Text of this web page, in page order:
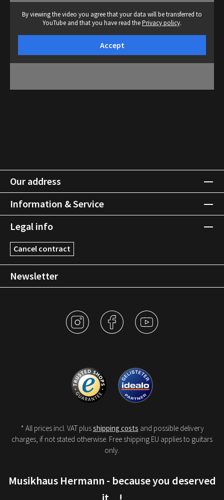
By viewing the video you agree that your data will be transferred to
YouTube and that you have read thePrivacy policy.
Accept
Our address
Information & Service
Legal info
Cancel contract
Newsletter
* All prices incl. VAT plusshipping costs and possible delivery
charges, if not stated otherwise. Free shipping EU applies to guitars
only.
Musikhaus Hermann - because you deserved